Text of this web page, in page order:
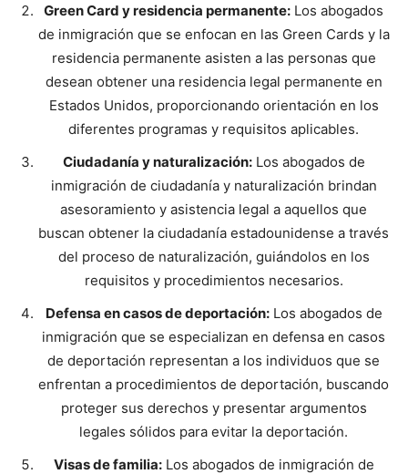
Green Card y residencia permanente: Los abogados
de inmigración que se enfocan en las Green Cards y la
residencia permanente asisten a las personas que
desean obtener una residencia legal permanente en
Estados Unidos, proporcionando orientación en los
diferentes programas y requisitos aplicables.
Ciudadanía y naturalización:Los abogados de
inmigración de ciudadanía y naturalización brindan
asesoramiento y asistencia legal a aquellos que
buscan obtener la ciudadanía estadounidense a través
del proceso de naturalización, guiándolos en los
requisitos y procedimientos necesarios.
Defensa en casos de deportación:Los abogados de
inmigración que se especializan en defensa en casos
de deportación representan a los individuos que se
enfrentan a procedimientos de deportación, buscando
proteger sus derechos y presentar argumentos
legales sólidos para evitar la deportación.
Visas de familia:Los abogados de inmigración de